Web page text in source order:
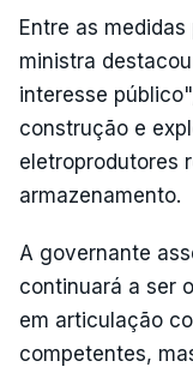
Entre as
ministra
interesse
construção e
eletroprodutores
armazenamento.
A governante
continuará a ser
em articulação
competentes,